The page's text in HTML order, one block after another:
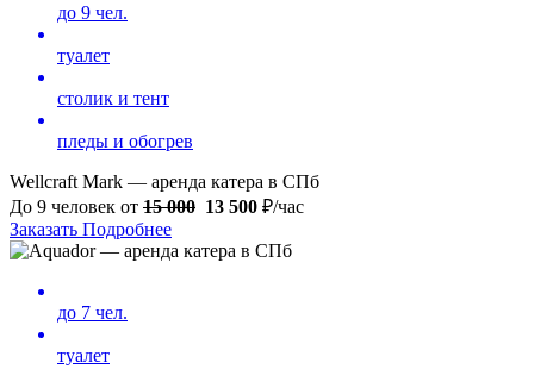
до 9 чел.
туалет
столик и тент
пледы и обогрев
Wellcraft Mark — аренда катера в СПб
До 9 человек от 15 000 13 500 ₽/час
Заказать Подробнее
до 7 чел.
туалет